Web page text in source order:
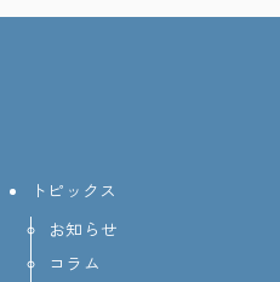
トピックス
お知らせ
コラム